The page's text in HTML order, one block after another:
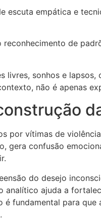
escuta empática e
de
livres, sonhos e
não é apenas
por vítimas de
gera confusão
do desejo
analítico ajuda a
é fundamental para